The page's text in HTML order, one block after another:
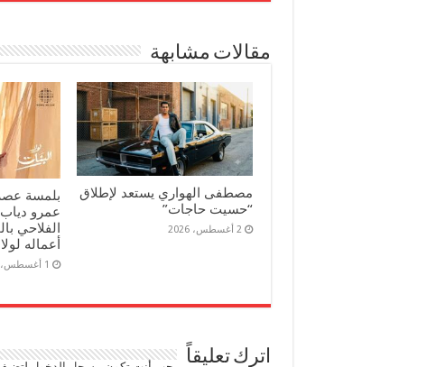
مقالات مشابهة
مصطفى الهواري يستعد لإطلاق
“حسيت حاجات”
2 أغسطس، 2026
بلمسة
عمرو
الفلاحي
أعماله
1 أغسطس، 2026
اترك تعليقاً